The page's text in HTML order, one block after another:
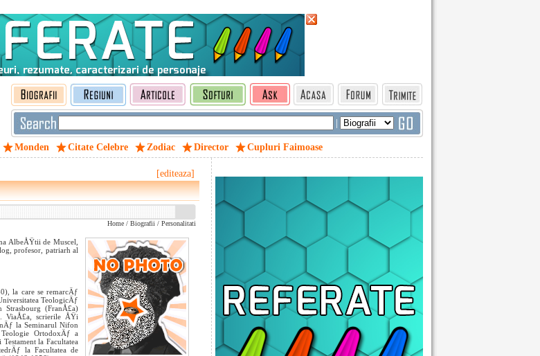
|
Monden Citate Celebre Zodiac Director Cupluri Faimoase
[editeaza]
Home / Biografii / Personalitati
AlbeÅŸtii de Muscel,
profesor, patriarh al
la care se remarcÄƒ
TeologicÄƒ
(FranÅ£a)
ViaÅ£a, scrierile ÅŸi
la Seminarul Nifon
OrtodoxÄƒ a
la Facultatea
la Facultatea de